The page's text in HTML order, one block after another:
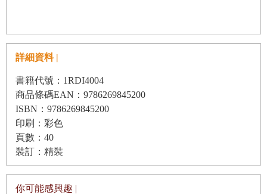
詳細資料 |
書籍代號：1RDI4004
商品條碼EAN：9786269845200
ISBN：9786269845200
印刷：彩色
頁數：40
裝訂：精裝
你可能感興趣 |